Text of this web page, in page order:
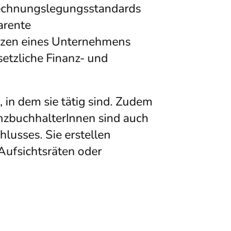
eines Unternehmens
Finanz- und
dem sie tätig sind. Zudem
sind auch
Sie erstellen
oder